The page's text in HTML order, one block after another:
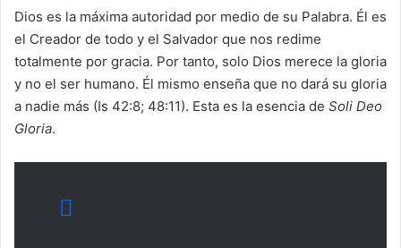
Dios es la máxima autoridad por medio de su Palabra. Él es
el Creador de todo y el Salvador que nos redime
totalmente por gracia. Por tanto, solo Dios merece la gloria
y no el ser humano. Él mismo enseña que no dará su gloria
a nadie más (Is 42:8; 48:11). Esta es la esencia de Soli Deo
Gloria.